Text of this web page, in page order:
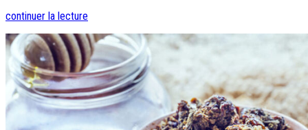
continuer la lecture